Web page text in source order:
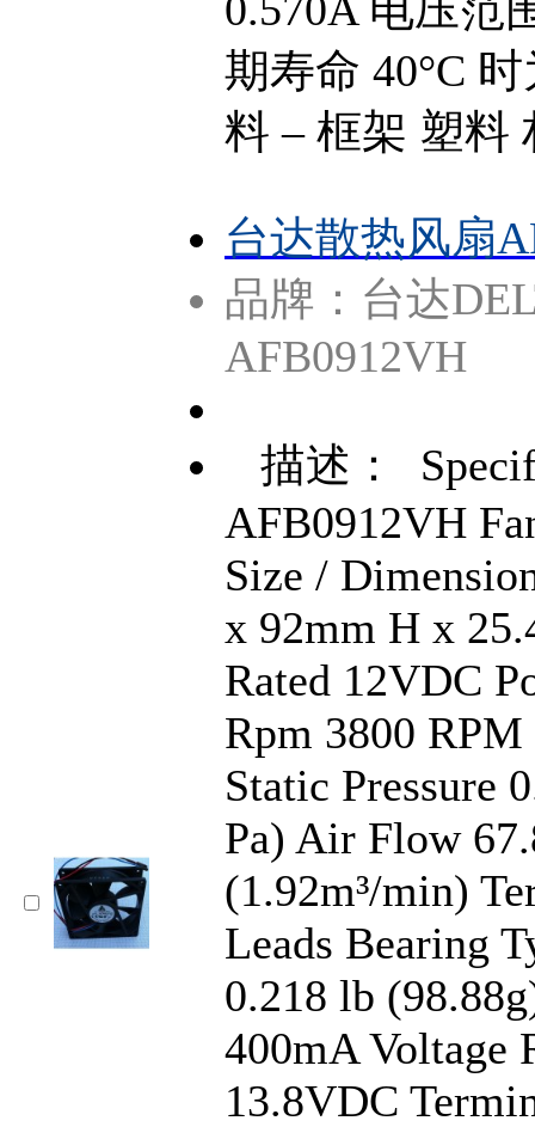
0.570A 电压范
期寿命 40°C
料 – 框架 塑料
台达散热风扇
品牌：台达
AFB0912VH
描述：
AFB0912VH
Size /
x 92mm H x
Rated 12VDC
Rpm 3800
Static Pressure
Pa) Air Flow
(1.92m³/min)
Leads Bearing
0.218 lb
400mA Voltage
13.8VDC